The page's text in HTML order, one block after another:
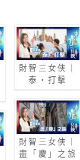
財智三女俠｜
泰‧打擊
財智三女俠｜
盡「慶」之旅